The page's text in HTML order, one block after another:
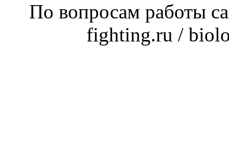
По вопросам работы
fighting.ru /